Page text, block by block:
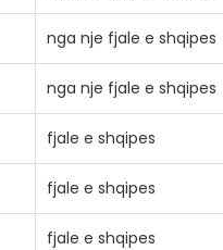
nga nje fjale e shqipes
nga nje fjale e shqipes
fjale e shqipes
fjale e shqipes
fjale e shqipes